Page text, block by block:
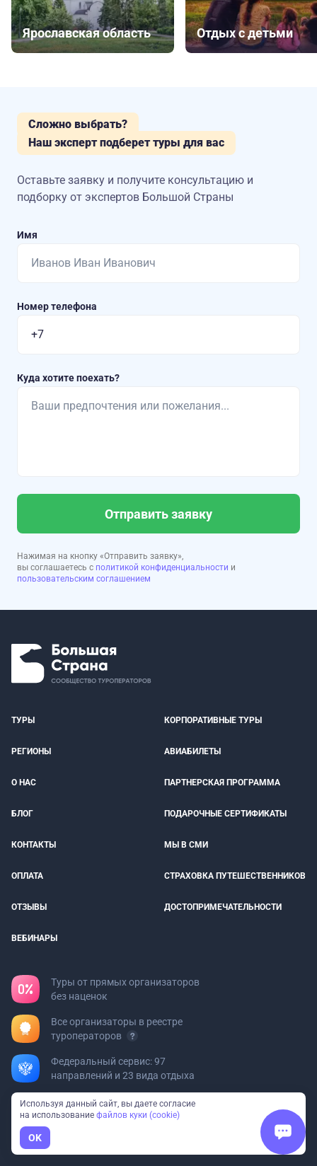
Ярославская область Отдых с детьми
Сложно выбрать?
Наш эксперт подберет туры для вас
Оставьте заявку и получите консультацию и
подборку от экспертов Большой Страны
Имя
Номер телефона
Куда хотите поехать?
Отправить заявку
Нажимая на кнопку «Отправить заявку»,
вы соглашаетесь с политикой конфиденциальности и
пользовательским соглашением
ТУРЫ КОРПОРАТИВНЫЕ ТУРЫ
РЕГИОНЫ АВИАБИЛЕТЫ
О НАС ПАРТНЕРСКАЯ ПРОГРАММА
БЛОГ ПОДАРОЧНЫЕ СЕРТИФИКАТЫ
КОНТАКТЫ МЫ В СМИ
ОПЛАТА СТРАХОВКА ПУТЕШЕСТВЕННИКОВ
ОТЗЫВЫ ДОСТОПРИМЕЧАТЕЛЬНОСТИ
ВЕБИНАРЫ
Туры от прямых организаторов
без наценок
Все организаторы в реестре
туроператоров
Федеральный сервис: 97
направлений и 23 вида отдыха
Турфирмам
Хотите добавить свой тур?
Пишите на
Используя данный сайт, вы даете согласие
на использование файлов куки (cookie)
OK